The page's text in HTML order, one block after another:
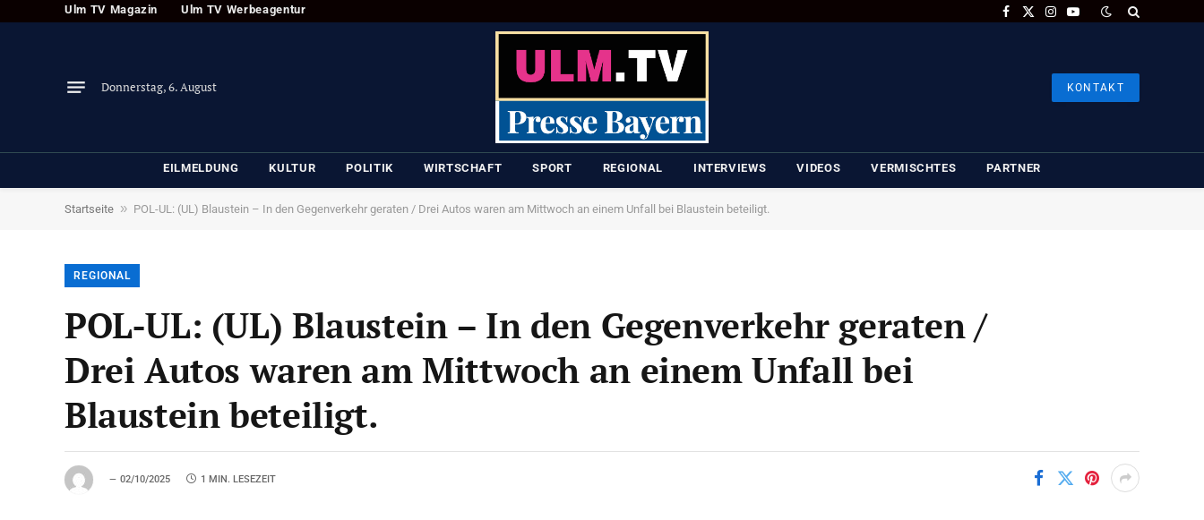
Ulm TV Magazin Ulm TV Werbeagentur
Facebook
X
Instagram
YouTube
Donnerstag, 6. August KONTAKT
EILMELDUNG KULTUR POLITIK WIRTSCHAFT SPORT REGIONAL INTERVIEWS VIDEOS VERMISCHTES PARTNER
Startseite » POL-UL: (UL) Blaustein – In den Gegenverkehr geraten / Drei Autos waren am Mittwoch an einem Unfall bei Blaustein beteiligt.
REGIONAL
POL-UL: (UL) Blaustein – In den Gegenverkehr geraten /
Drei Autos waren am Mittwoch an einem Unfall bei
Blaustein beteiligt.
02/10/2025 1 MIN. LESEZEIT